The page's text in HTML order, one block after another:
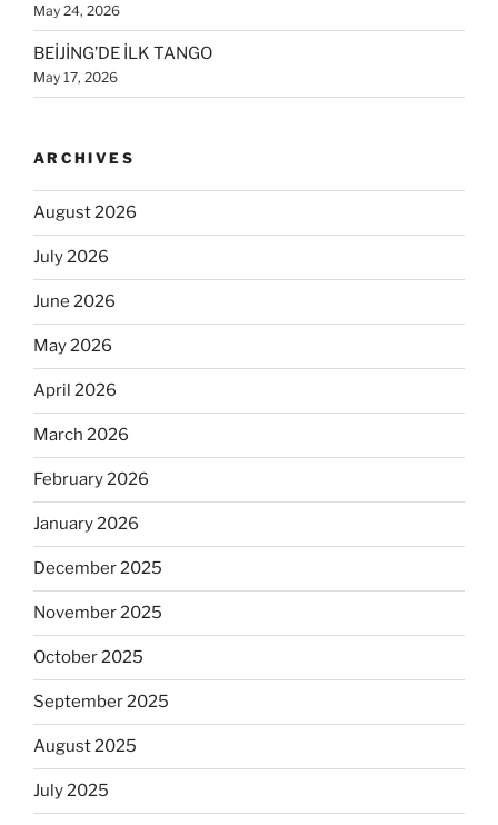
May 24, 2026
BEİJİNG’DE İLK TANGO
May 17, 2026
ARCHIVES
August 2026
July 2026
June 2026
May 2026
April 2026
March 2026
February 2026
January 2026
December 2025
November 2025
October 2025
September 2025
August 2025
July 2025